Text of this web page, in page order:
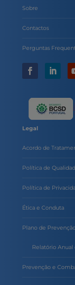
Sobre
Contactos
Perguntas
Legal
Acordo de
Política de
Política de
Ética e Conduta
Plano de
Relatório Anual
Prevenção e